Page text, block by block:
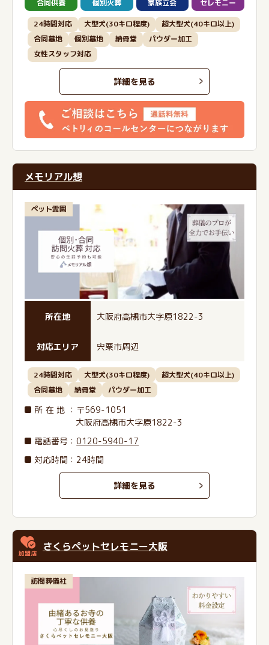
合同供養 個別火葬 家族立会 セレモニー
24時間対応 大型犬(30キロ程度)
超大型犬(40キロ以上)
合同墓地
個別墓地 納骨堂
パウダー加工
女性スタッフ対応
詳細を見る
メモリアル想
ペット霊園
所在地 大阪府高槻市大字原1822-3
対応エリア 宍粟市周辺
24時間対応 大型犬(30キロ程度)
超大型犬(40キロ以上)
合同墓地
納骨堂 パウダー加工
所在地 ：〒569-1051
大阪府高槻市大字原1822-3
電話番号 ：0120-5940-17
対応時間：24時間
詳細を見る
さくらペットセレモニー大阪
訪問葬儀社